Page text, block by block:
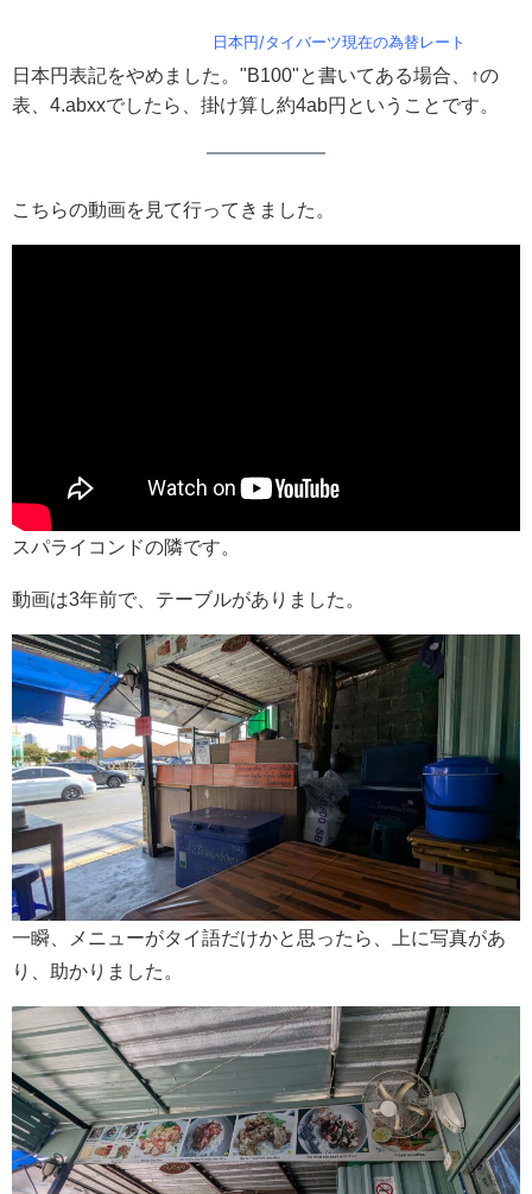
日本円/タイバーツ現在の為替レート
日本円表記をやめました。"B100"と書いてある場合、↑の
表、4.abxxでしたら、掛け算し約4ab円ということです。
こちらの動画を見て行ってきました。
スパライコンドの隣です。
動画は3年前で、テーブルがありました。
一瞬、メニューがタイ語だけかと思ったら、上に写真があ
り、助かりました。